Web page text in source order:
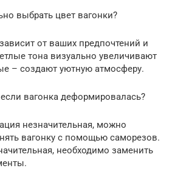
выбрать цвет вагонки?
от ваших предпочтений и
тона визуально увеличивают
– создают уютную атмосферу.
вагонка деформировалась?
незначительная, можно
вагонку с помощью саморезов.
необходимо заменить